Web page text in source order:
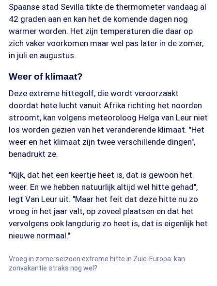
Spaanse stad Sevilla tikte de thermometer vandaag al
42 graden aan en kan het de komende dagen nog
warmer worden. Het zijn temperaturen die daar op
zich vaker voorkomen maar wel pas later in de zomer,
in juli en augustus.
Weer of klimaat?
Deze extreme hittegolf, die wordt veroorzaakt
doordat hete lucht vanuit Afrika richting het noorden
stroomt, kan volgens meteoroloog Helga van Leur niet
los worden gezien van het veranderende klimaat. "Het
weer en het klimaat zijn twee verschillende dingen",
benadrukt ze.
"Kijk, dat het een keertje heet is, dat is gewoon het
weer. En we hebben natuurlijk altijd wel hitte gehad",
legt Van Leur uit. "Maar het feit dat deze hitte nu zo
vroeg in het jaar valt, op zoveel plaatsen en dat het
vervolgens ook langdurig zo heet is, dat is eigenlijk het
nieuwe normaal."
Vroeg in zomerseizoen extreme hitte in Zuid-Europa: kan
zonvakantie straks nog wel?